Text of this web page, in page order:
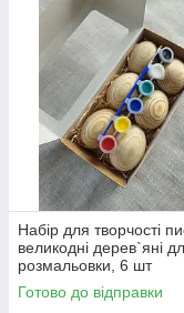
Набір для творчості
великодні дерев`яні
розмальовки, 6 шт
Готово до відправки